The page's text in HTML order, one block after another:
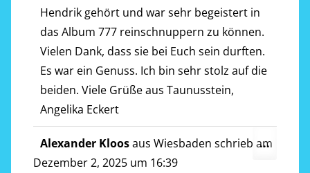
Hendrik gehört und war sehr begeistert in
das Album 777 reinschnuppern zu können.
Vielen Dank, dass sie bei Euch sein durften.
Es war ein Genuss. Ich bin sehr stolz auf die
beiden. Viele Grüße aus Taunusstein,
Angelika Eckert
Alexander Kloosaus Wiesbaden schrieb am
Dezember 2, 2025 um 16:39
...Diese